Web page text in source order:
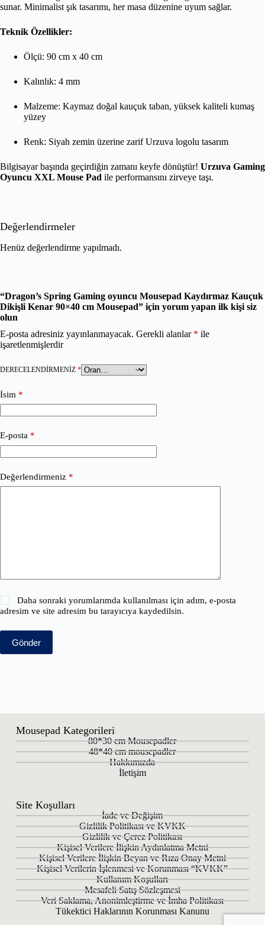
sunar. Minimalist şık tasarımı, her masa düzenine uyum sağlar.
Teknik Özellikler:
Ölçü: 90 cm x 40 cm
Kalınlık: 4 mm
Malzeme: Kaymaz doğal kauçuk taban, yüksek kaliteli kumaş
yüzey
Renk: Siyah zemin üzerine zarif Urzuva logolu tasarım
Bilgisayar başında geçirdiğin zamanı keyfe dönüştür! Urzuva Gaming
Oyuncu XXL Mouse Pad ile performansını zirveye taşı.
Değerlendirmeler
Henüz değerlendirme yapılmadı.
“Dragon’s Spring Gaming oyuncu Mousepad Kaydırmaz Kauçuk
Dikişli Kenar 90×40 cm Mousepad” için yorum yapan ilk kişi siz
olun
E-posta adresiniz yayınlanmayacak. Gerekli alanlar * ile
işaretlenmişlerdir
DERECELENDIRMENIZ *
İsim *
E-posta *
Değerlendirmeniz *
Daha sonraki yorumlarımda kullanılması için adım, e-posta
adresim ve site adresim bu tarayıcıya kaydedilsin.
Gönder
Mousepad Kategorileri
80*30 cm Mousepadler
48*40 cm mousepadler
Hakkımızda
İletişim
Site Koşulları
İade ve Değişim
Gizlilik Politikası ve KVKK
Gizlilik ve Çerez Politikası
Kişisel Verilere İlişkin Aydınlatma Metni
Kişisel Verilere İlişkin Beyan ve Rıza Onay Metni
Kişisel Verilerin İşlenmesi ve Korunması “KVKK”
Kullanım Koşulları
Mesafeli Satış Sözleşmesi
Veri Saklama, Anonimleştirme ve İmha Politikası
Tükektici Haklarının Korunması Kanunu